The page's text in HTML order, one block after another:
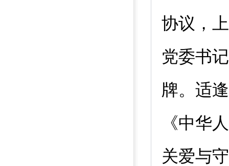
协议，
党委书
牌。适
《中华
关爱与